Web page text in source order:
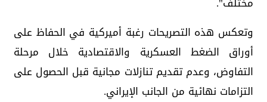
وتعكس هذه التصريحات رغبة أميركية في الحفاظ على
أوراق الضغط العسكرية والاقتصادية خلال مرحلة
التفاوض، وعدم تقديم تنازلات مجانية قبل الحصول على
التزامات نهائية من الجانب الإيراني.